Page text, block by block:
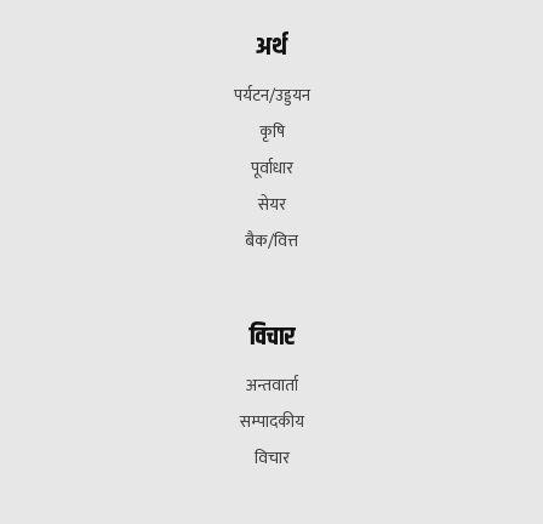
अर्थ
पर्यटन/उड्डयन
कृषि
पूर्वाधार
सेयर
बैक/वित्त
विचार
अन्तवार्ता
सम्पादकीय
विचार